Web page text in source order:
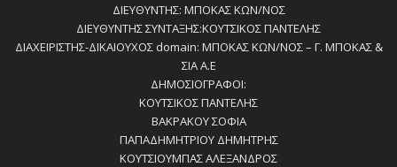
ΔΙΕΥΘΥΝΤΗΣ: ΜΠΟΚΑΣ ΚΩΝ/ΝΟΣ
ΔΙΕΥΘΥΝΤΗΣ ΣΥΝΤΑΞΗΣ:ΚΟΥΤΣΙΚΟΣ ΠΑΝΤΕΛΗΣ
ΔΙΑΧΕΙΡΙΣΤΗΣ-ΔΙΚΑΙΟΥΧΟΣ domain: ΜΠΟΚΑΣ ΚΩΝ/ΝΟΣ – Γ. ΜΠΟΚΑΣ &
ΣΙΑ Α.Ε
ΔΗΜΟΣΙΟΓΡΑΦΟΙ:
ΚΟΥΤΣΙΚΟΣ ΠΑΝΤΕΛΗΣ
ΒΑΚΡΑΚΟΥ ΣΟΦΙΑ
ΠΑΠΑΔΗΜΗΤΡΙΟΥ ΔΗΜΗΤΡΗΣ
ΚΟΥΤΣΙΟΥΜΠΑΣ ΑΛΕΞΑΝΔΡΟΣ